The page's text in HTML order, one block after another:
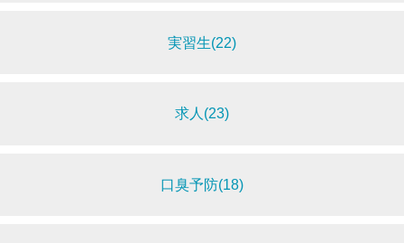
実習生(22)
求人(23)
口臭予防(18)